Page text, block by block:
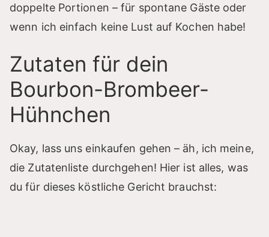
doppelte Portionen – für spontane Gäste oder
wenn ich einfach keine Lust auf Kochen habe!
Zutaten für dein
Bourbon-Brombeer-
Hühnchen
Okay, lass uns einkaufen gehen – äh, ich meine,
die Zutatenliste durchgehen! Hier ist alles, was
du für dieses köstliche Gericht brauchst: